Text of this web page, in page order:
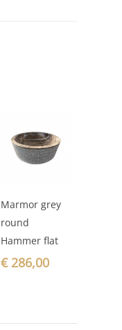
Warenkorb
Marmor grey
round
Hammer flat
€286,00